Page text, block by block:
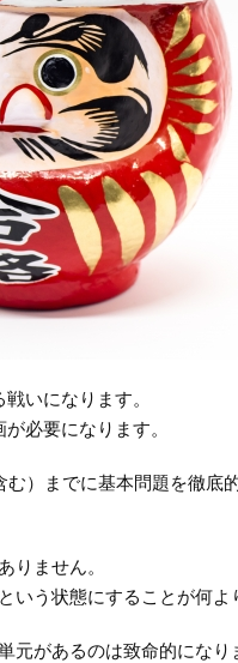
いになります。
必要になります。
）までに基本問題を徹底
りません。
う状態にすることが何よ
があるのは致命的になり